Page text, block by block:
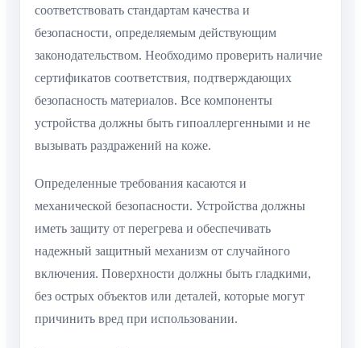
соответствовать стандартам качества и
безопасности, определяемым действующим
законодательством. Необходимо проверить наличие
сертификатов соответствия, подтверждающих
безопасность материалов. Все компоненты
устройства должны быть гипоаллергенными и не
вызывать раздражений на коже.
Определенные требования касаются и
механической безопасности. Устройства должны
иметь защиту от перегрева и обеспечивать
надежный защитный механизм от случайного
включения. Поверхности должны быть гладкими,
без острых объектов или деталей, которые могут
причинить вред при использовании.